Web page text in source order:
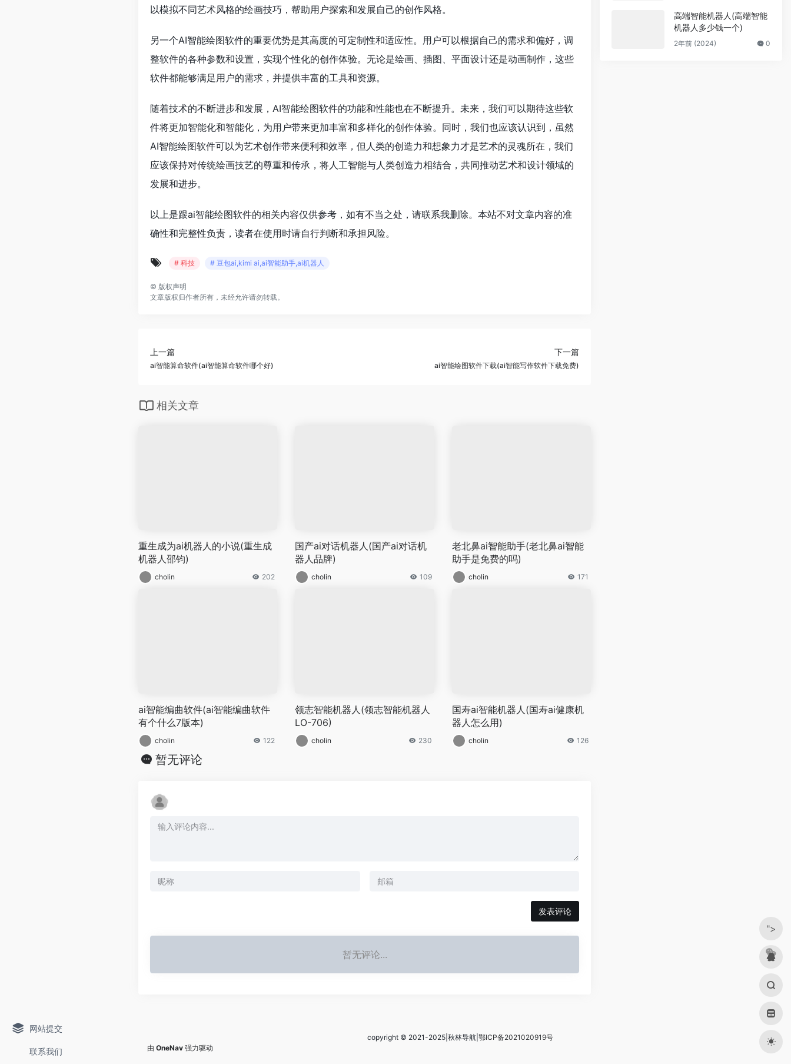
网站提交
联系我们
以模拟不同艺术风格的绘画技巧，帮助用户探索和发展自己的创作风格。
另一个AI智能绘图软件的重要优势是其高度的可定制性和适应性。用户可以根据自己的需求和偏好，调
整软件的各种参数和设置，实现个性化的创作体验。无论是绘画、插图、平面设计还是动画制作，这些
软件都能够满足用户的需求，并提供丰富的工具和资源。
随着技术的不断进步和发展，AI智能绘图软件的功能和性能也在不断提升。未来，我们可以期待这些软
件将更加智能化和智能化，为用户带来更加丰富和多样化的创作体验。同时，我们也应该认识到，虽然
AI智能绘图软件可以为艺术创作带来便利和效率，但人类的创造力和想象力才是艺术的灵魂所在，我们
应该保持对传统绘画技艺的尊重和传承，将人工智能与人类创造力相结合，共同推动艺术和设计领域的
发展和进步。
以上是跟ai智能绘图软件的相关内容仅供参考，如有不当之处，请联系我删除。本站不对文章内容的准
确性和完整性负责，读者在使用时请自行判断和承担风险。
# 科技 # 豆包ai,kimi ai,ai智能助手,ai机器人
© 版权声明
文章版权归作者所有，未经允许请勿转载。
上一篇
ai智能算命软件(ai智能算命软件哪个好)
下一篇
ai智能绘图软件下载(ai智能写作软件下载免费)
相关文章
重生成为ai机器人的小说(重生成
机器人邵钧)
cholin 202
国产ai对话机器人(国产ai对话机
器人品牌)
cholin 109
老北鼻ai智能助手(老北鼻ai智能
助手是免费的吗)
cholin 171
ai智能编曲软件(ai智能编曲软件
有个什么7版本)
cholin 122
领志智能机器人(领志智能机器人
LO-706)
cholin 230
国寿ai智能机器人(国寿ai健康机
器人怎么用)
cholin 126
暂无评论
发表评论
暂无评论...
高端智能机器人(高端智能
机器人多少钱一个)
2年前 (2024) 0
copyright © 2021-2025|秋林导航| 鄂ICP备2021020919号
由 OneNav 强力驱动
">